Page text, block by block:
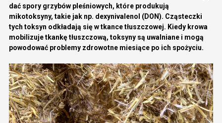
dać spory grzybów pleśniowych, które produkują
mikotoksyny, takie jak np. dexynivalenol (DON). Cząsteczki
tych toksyn odkładają się w tkance tłuszczowej. Kiedy krowa
mobilizuje tkankę tłuszczową, toksyny są uwalniane i mogą
powodować problemy zdrowotne miesiące po ich spożyciu.